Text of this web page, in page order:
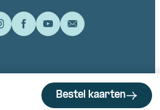
Bestel kaarten